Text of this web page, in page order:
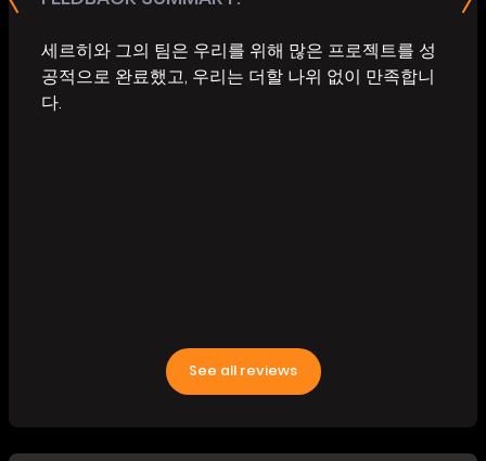
세르히와 그의 팀은 우리를 위해 많은 프로젝트를 성
공적으로 완료했고, 우리는 더할 나위 없이 만족합니
다.
See all reviews